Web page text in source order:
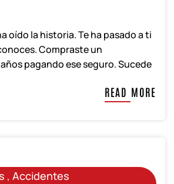
oído la historia. Te ha pasado a ti
Compraste un
pagando ese seguro. Sucede
READ MORE
, Accidentes